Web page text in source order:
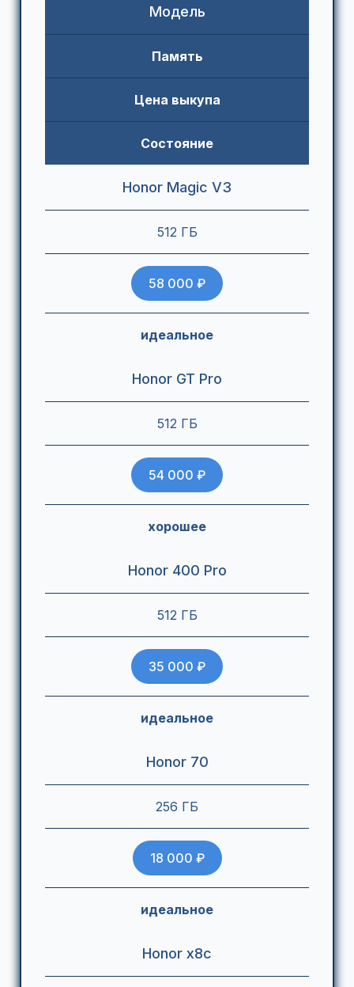
Модель
Память
Цена выкупа
Состояние
Honor Magic V3
512 ГБ
58 000 ₽
идеальное
Honor GT Pro
512 ГБ
54 000 ₽
хорошее
Honor 400 Pro
512 ГБ
35 000 ₽
идеальное
Honor 70
256 ГБ
18 000 ₽
идеальное
Honor x8c